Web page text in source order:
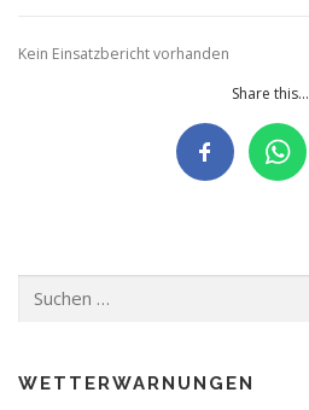
Kein Einsatzbericht vorhanden
Share this...
nach:
WETTERWARNUNGEN